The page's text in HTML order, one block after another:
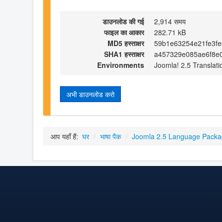
डाउनलोड की गई
2,914 समय
फाइल का आकार
282.71 kB
MD5 हस्ताक्षर
SHA1 हस्ताक्षर
Environments
Joomla! 2.5
अभी डाउनलोड करो
आप यहाँ हैं: घर / भाषा पैक / Joomla 2.5 Language